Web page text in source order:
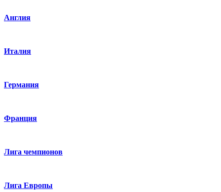
Англия
Италия
Германия
Франция
Лига чемпионов
Лига Европы